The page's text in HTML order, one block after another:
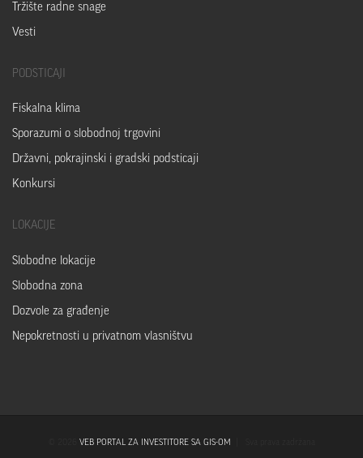
Tržište radne snage
Vesti
PODSTICAJI
Fiskalna klima
Sporazumi o slobodnoj trgovini
Državni, pokrajinski i gradski podsticaji
Konkursi
LOKACIJE
Slobodne lokacije
Slobodna zona
Dozvole za građenje
Nepokretnosti u privatnom vlasništvu
VEB PORTAL ZA INVESTITORE SA GIS-OM